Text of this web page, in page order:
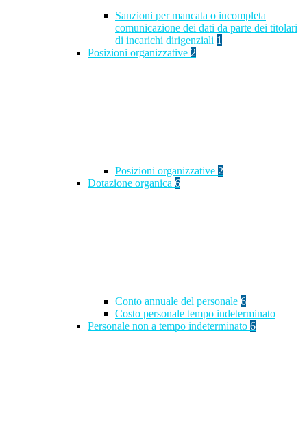
Sanzioni per mancata o incompleta
comunicazione dei dati da parte dei titolari
di incarichi dirigenziali 1
Posizioni organizzative 2
Posizioni organizzative 2
Dotazione organica 6
Conto annuale del personale 6
Costo personale tempo indeterminato
Personale non a tempo indeterminato 6